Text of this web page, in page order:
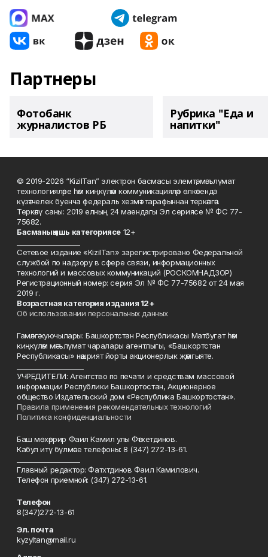
Партнеры
Фотобанк
журналистов РБ
Рубрика "Еда и
напитки"
© 2019-2026 “KizilTan” электрон басмасы элемтә, мәгълүмат
технологияләре һәм киңкүләм коммуникацияләр өлкәсендә
күзәтчелек буенча федераль хезмәт тарафыннан теркәлгән.
Теркәлү саны: 2019 елның 24 маендагы Эл сериясе № ФС 77-
75682.
Басманың яшь категориясе12+
Сетевое издание «KizilTan» зарегистрировано Федеральной
службой по надзору в сфере связи, информационных
технологий и массовых коммуникаций (РОСКОМНАДЗОР)
Регистрационный номер: серия Эл № ФС 77-75682 от 24 мая
2019 г.
Возрастная категория издания 12+
Об использовании персональных данных
Гамәлгә куючылары: Башкортстан Республикасы Матбугат һәм
киңкүләм мәгълүмат чаралары агентлыгы, «Башкортстан
Республикасы» нәшрият йорты акционерлык җәмгыяте.
УЧРЕДИТЕЛИ: Агентство по печати и средствам массовой
информации Республики Башкортостан, Акционерное
общество Издательский дом «Республика Башкортостан».
Правила применения рекомендательных технологий
Политика конфиденциальности
Баш мөхәррир Фаил Камил улы Фәтхетдинов.
Кабул итү бүлмәсе телефоны: 8 (347) 272-13-61.
Главный редактор: Фатхтдинов Фаил Камилович.
Телефон приемной: (347) 272-13-61.
Телефон
8(347)272-13-61
Эл. почта
kyzyltan@mail.ru